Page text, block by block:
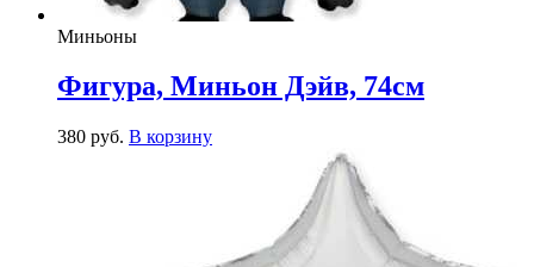
Миньоны
Фигура, Миньон Дэйв, 74см
380 руб. В корзину